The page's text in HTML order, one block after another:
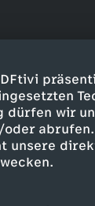
wir
unsere